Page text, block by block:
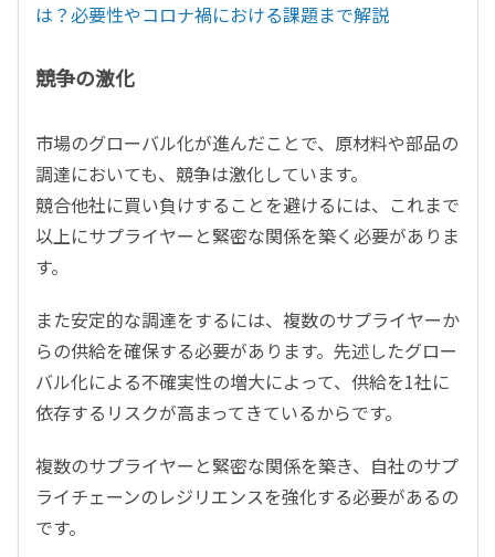
は？必要性やコロナ禍における課題まで解説
競争の激化
市場のグローバル化が進んだことで、原材料や部品の
調達においても、競争は激化しています。
競合他社に買い負けすることを避けるには、これまで
以上にサプライヤーと緊密な関係を築く必要がありま
す。
また安定的な調達をするには、複数のサプライヤーか
らの供給を確保する必要があります。先述したグロー
バル化による不確実性の増大によって、供給を1社に
依存するリスクが高まってきているからです。
複数のサプライヤーと緊密な関係を築き、自社のサプ
ライチェーンのレジリエンスを強化する必要があるの
です。